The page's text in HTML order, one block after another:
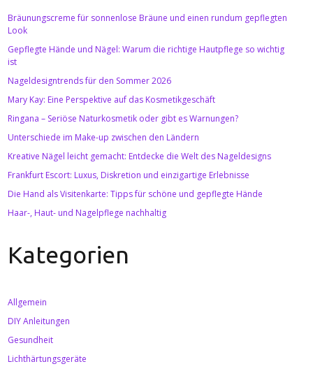
Bräunungscreme für sonnenlose Bräune und einen rundum gepflegten
Look
Gepflegte Hände und Nägel: Warum die richtige Hautpflege so wichtig
ist
Nageldesigntrends für den Sommer 2026
Mary Kay: Eine Perspektive auf das Kosmetikgeschäft
Ringana – Seriöse Naturkosmetik oder gibt es Warnungen?
Unterschiede im Make-up zwischen den Ländern
Kreative Nägel leicht gemacht: Entdecke die Welt des Nageldesigns
Frankfurt Escort: Luxus, Diskretion und einzigartige Erlebnisse
Die Hand als Visitenkarte: Tipps für schöne und gepflegte Hände
Haar-, Haut- und Nagelpflege nachhaltig
Kategorien
Allgemein
DIY Anleitungen
Gesundheit
Lichthärtungsgeräte